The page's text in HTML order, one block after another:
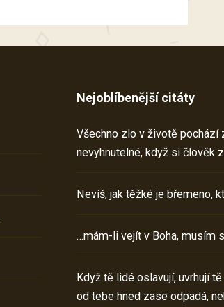
Nejoblíbenější citáty
Všechno zlo v životě pochází
nevyhnutelné, když si člověk
Nevíš, jak těžké je břemeno,
…mám-li vejít v Boha, musím
Když tě lidé oslavují, uvrhují
od tebe hned zase odpadá,